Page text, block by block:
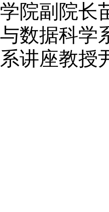
学院副院长
与数据科学
系讲座教授